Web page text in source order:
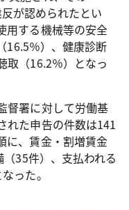
が認められたとい
用する機械等の安全
16.5％）、健康診断
取（16.2％）となっ
督署に対して労働基
れた申告の件数は141
に、賃金・割増賃金
35件）、支払われる
った。